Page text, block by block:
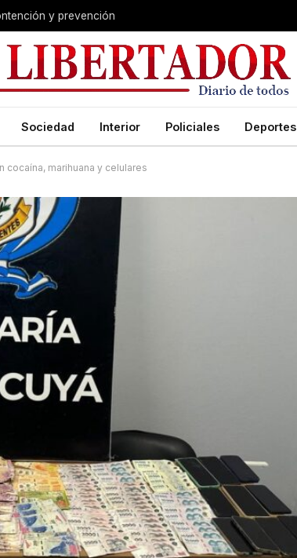
y prevención
Sociedad Interior Policiales Deportes
cocaína, marihuana y celulares